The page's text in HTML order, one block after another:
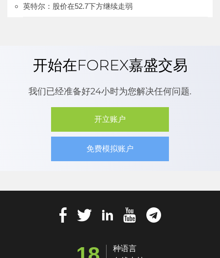
英特尔：股价在52.7下方继续走弱
开始在FOREX嘉盛交易
我们已经准备好24小时为您解决任何问题.
开立账户
免费模拟账户
种语言